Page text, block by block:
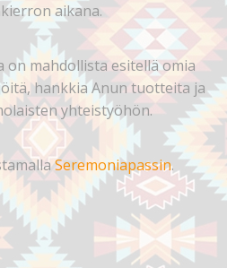
aikana.
on mahdollista esitellä omia
hankkia Anun tuotteita ja
yhteistyöhön.
Seremoniapassin.